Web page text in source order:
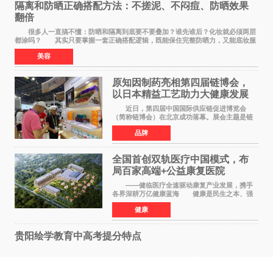
隔离和防晒正确搭配方法：不搓泥、不闷痘、防晒效果
翻倍
很多人一直搞不懂：防晒和隔离到底要不要叠加？谁先谁后？化妆就必须两层
都涂吗？ 其实只要掌握一套正确搭配逻辑，既能保住完整防晒力，又能底妆服
帖不搓泥、不闷痘，新手也能一次学会。
美容
原知因制药亮相第四届链博会，
以日本精益工艺助力大健康发展
近日，第四届中国国际供应链促进博览会
（简称链博会）在北京成功落幕。展会主题是链
接世界，共创未来，现场设置的6链1展区覆盖了
全产业生态。本届链博会聚焦加快培育发展新质
生产力，实物化地
品牌
全国首创双轨医疗中国模式，布
局百家高端+公益康复医院
——健临医疗全速驱动康复产业发展，携手
各界深耕万亿健康蓝海 健康是民生之本、强
国之基。人民的幸福生活，一个最重要的指标就
是健康。伴随《健康中国2030规划纲要》深入实
施、十五五康复
健康
贵阳绘学教育中高考提分特点